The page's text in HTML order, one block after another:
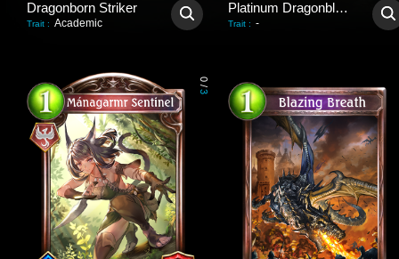
Dragonborn Striker
Trait : Academic
Platinum Dragonblader
Trait : -
0
/
3